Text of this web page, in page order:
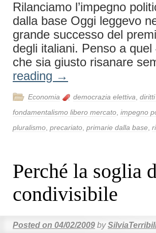
Rilanciamo l’impegno
dalla base Oggi leggevo
grande successo del
degli italiani. Penso a
che sia giusto risanare
reading →
Economia democrazia elettiva
fondamentalismo libero mercato impegno
pluralismo precariato primarie dalla base
Perché la soglia
condivisibile
Posted on 04/02/2009 by